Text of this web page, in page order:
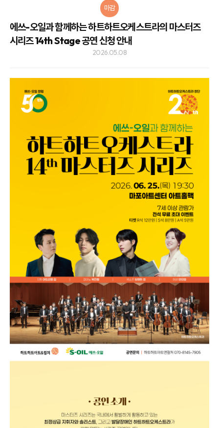
마감
에쓰-오일과 함께하는 하트하트오케스트라의 마스터즈
시리즈 14th Stage 공연 신청 안내
2026.05.08